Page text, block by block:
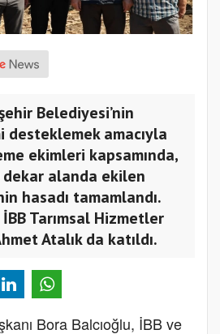
Belediyesi’nin
desteklemek amacıyla
ekimleri kapsamında,
dekar alanda ekilen
hasadı tamamlandı.
Tarımsal Hizmetler
Atalık da katıldı.
Bora Balcıoğlu, İBB ve